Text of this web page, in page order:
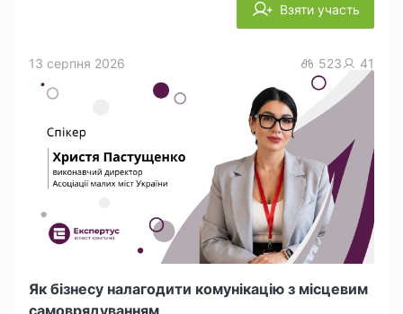
Взяти участь
Як бізнесу налагодити комунікацію з місцевим
самоврядуванням
13 серпня 2026 523 41